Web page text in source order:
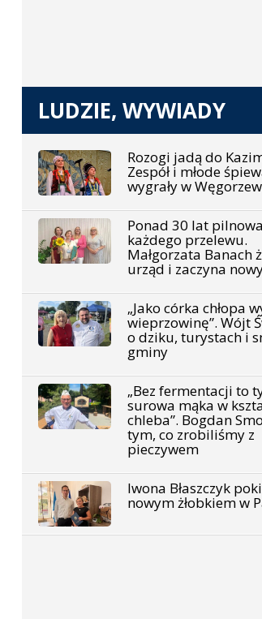
LUDZIE, WYWIADY
Rozogi jadą do
Zespół i młode
wygrały w
Ponad 30 lat
każdego przelewu.
Małgorzata Banach
urząd i zaczyna
„Jako córka chłopa
wieprzowinę”. Wójt
o dziku, turystach i
gminy
„Bez fermentacji to
surowa mąka w
chleba”. Bogdan
tym, co zrobiliśmy z
pieczywem
Iwona Błaszczyk
nowym żłobkiem w